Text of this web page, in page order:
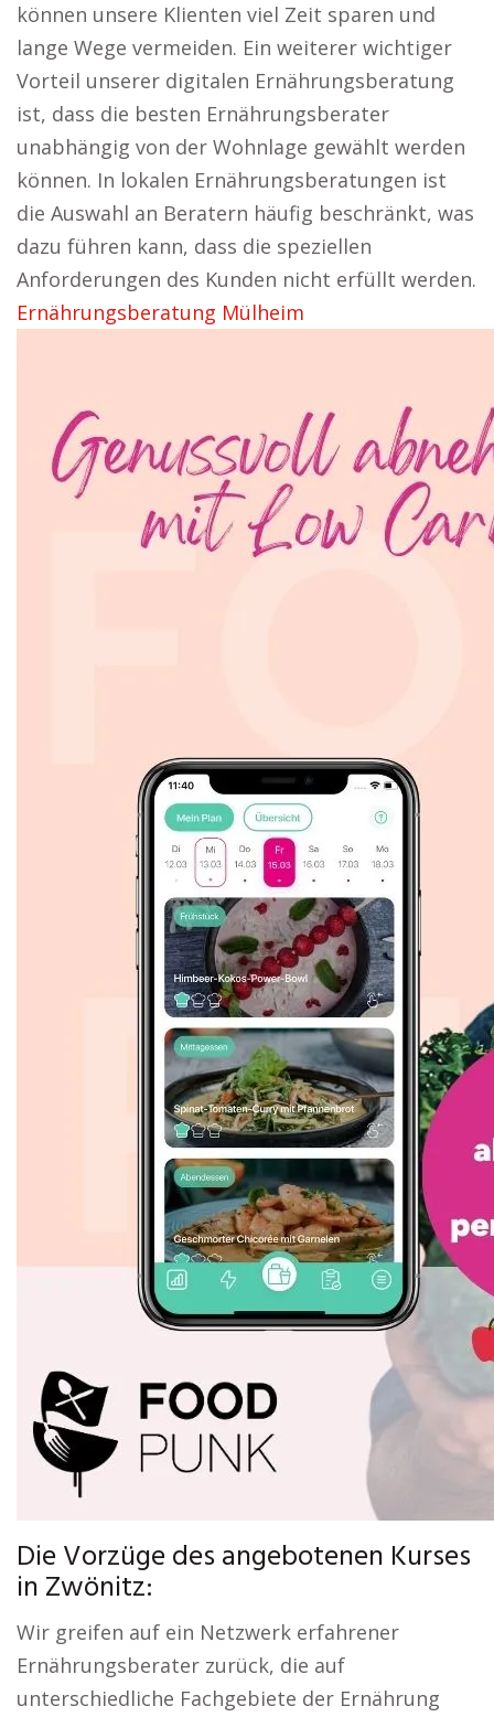
können unsere Klienten viel Zeit sparen und
lange Wege vermeiden. Ein weiterer wichtiger
Vorteil unserer digitalen Ernährungsberatung
ist, dass die besten Ernährungsberater
unabhängig von der Wohnlage gewählt werden
können. In lokalen Ernährungsberatungen ist
die Auswahl an Beratern häufig beschränkt, was
dazu führen kann, dass die speziellen
Anforderungen des Kunden nicht erfüllt werden.
Ernährungsberatung Mülheim
Die Vorzüge des angebotenen Kurses
in Zwönitz:
Wir greifen auf ein Netzwerk erfahrener
Ernährungsberater zurück, die auf
unterschiedliche Fachgebiete der Ernährung